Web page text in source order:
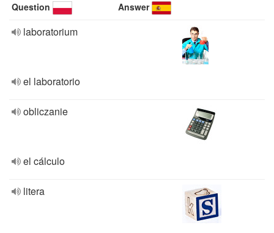
Question Answer
laboratorium
el laboratorio
obliczanie
el cálculo
litera